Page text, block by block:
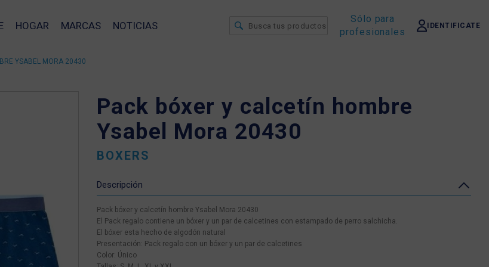
HOGAR MARCAS NOTICIAS
Sólo para
profesionales
IDENTIFICATE
YSABEL MORA 20430
Pack bóxer y calcetín hombre
Ysabel Mora 20430
BOXERS
Descripción
Pack bóxer y calcetín hombre Ysabel Mora 20430
El Pack regalo contiene un bóxer y un par de calcetines con estampado de perro salchicha.
El bóxer esta hecho de algodón natural
Presentación: Pack regalo con un bóxer y un par de calcetines
Color: Único